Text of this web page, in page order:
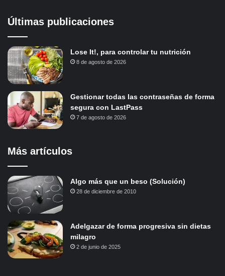
Últimas publicaciones
Lose It!, para controlar tu nutrición
8 de agosto de 2026
Gestionar todas las contraseñas de forma
segura con LastPass
7 de agosto de 2026
Más artículos
Algo más que un beso (Solución)
28 de diciembre de 2010
Adelgazar de forma progresiva sin dietas
milagro
2 de junio de 2025